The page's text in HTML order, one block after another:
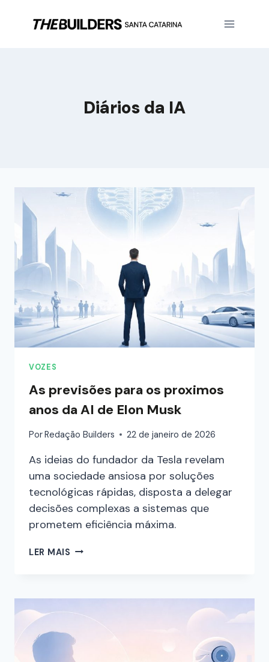
Diários da IA
VOZES
As previsões para os proximos
anos da AI de Elon Musk
PorRedação Builders 22 de janeiro de 2026
As ideias do fundador da Tesla revelam
uma sociedade ansiosa por soluções
tecnológicas rápidas, disposta a delegar
decisões complexas a sistemas que
prometem eficiência máxima.
LER MAIS